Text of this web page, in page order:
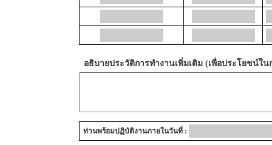
อธิบายประวัติการทำงานเพิ่มเติม (เพื่อประโยชน์ใ
ท่านพร้อมปฏิบัติงานภายในวันที่ :